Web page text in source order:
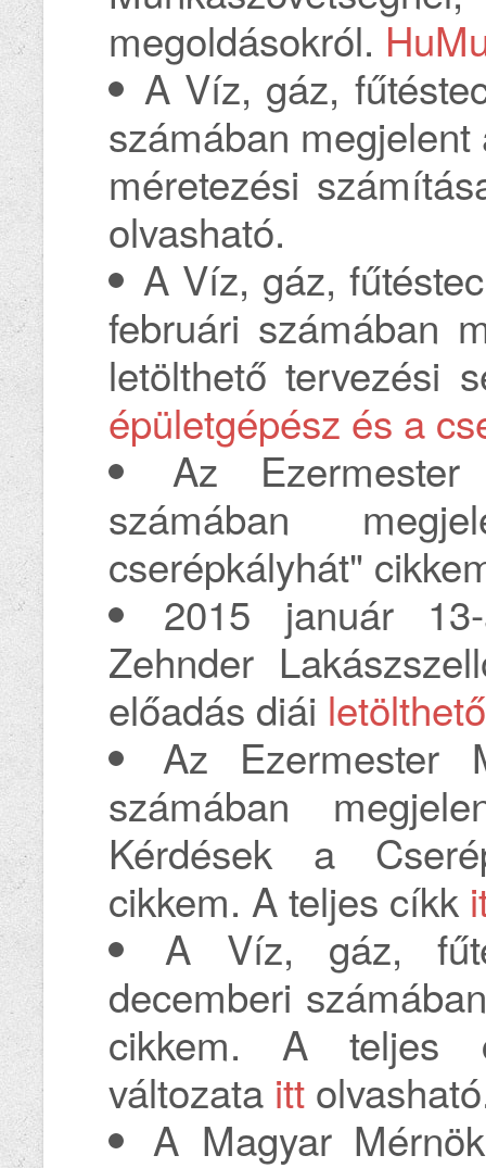
megoldásokról.
A Víz, gáz,
számában
méretezési
olvasható.
A Víz, gáz,
februári számában
letölthető tervezési
épületgépész és a
Az
számában
cserépkályhát"
2015 január
Zehnder
előadás diái
Az Ezermester
számában
Kérdések a
cikkem. A teljes cíkk
A Víz, gáz,
decemberi
cikkem. A teljes
változata itt
A Magyar